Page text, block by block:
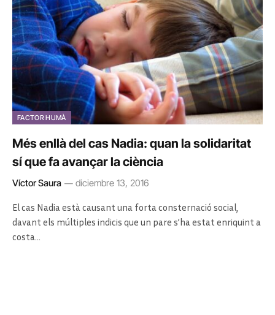
FACTOR HUMÀ
Més enllà del cas Nadia: quan la solidaritat
sí que fa avançar la ciència
Víctor Saura diciembre 13, 2016
El cas Nadia està causant una forta consternació social,
davant els múltiples indicis que un pare s’ha estat enriquint a
costa…